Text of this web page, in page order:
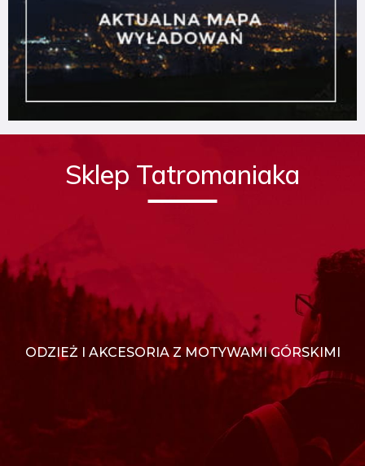
Sklep Tatromaniaka
ODZIEŻ I AKCESORIA Z MOTYWAMI GÓRSKIMI